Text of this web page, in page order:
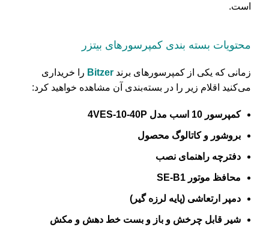
است.
محتویات بسته بندی کمپرسورهای بیتزر
زمانی که یکی از کمپرسورهای برند Bitzer را خریداری
می‌کنید اقلام زیر را در بسته‌بندی آن مشاهده خواهید کرد:
کمپرسور 10 اسب مدل 4VES-10-40P
بروشور و کاتالوگ محصول
دفترچه راهنمای نصب
محافظ موتور SE-B1
دمپر ارتعاشی (پایه لرزه گیر)
شیر قابل چرخش و باز و بست خط دهش و مکش